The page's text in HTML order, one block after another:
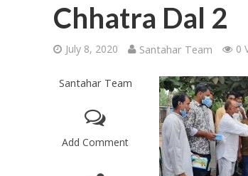
Chhatra Dal 2
July 8, 2020 Santahar Team 0
Santahar Team
Add Comment